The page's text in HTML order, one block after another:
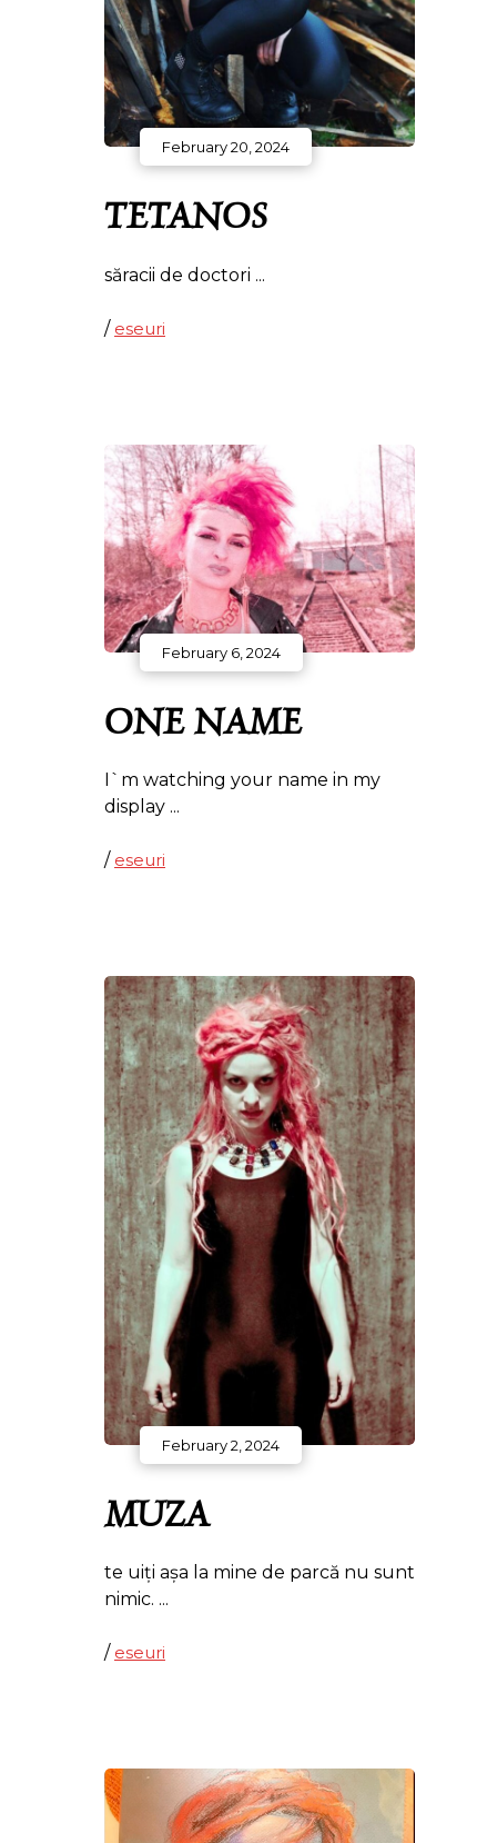
February 20, 2024
TETANOS
săracii de doctori
/ eseuri
February 6, 2024
ONE NAME
I`m watching your name in my
display
/ eseuri
February 2, 2024
MUZA
te uiți așa la mine de parcă nu sunt
nimic.
/ eseuri